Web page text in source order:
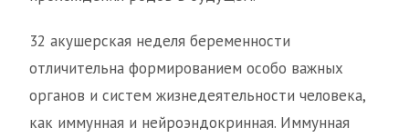
32 акушерская неделя беременности
отличительна формированием особо важных
органов и систем жизнедеятельности человека,
как иммунная и нейроэндокринная. Иммунная